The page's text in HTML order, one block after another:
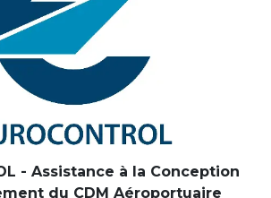
- Assistance à la Conception
du CDM Aéroportuaire